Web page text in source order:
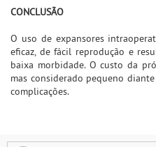
CONCLUSÃO
O uso de expansores
eficaz, de fácil reprodução e
baixa morbidade. O custo da
mas considerado pequeno
complicações.